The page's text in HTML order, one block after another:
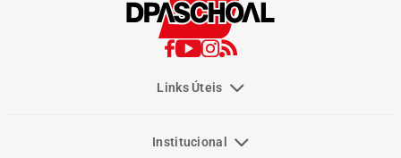
Links Úteis
Institucional